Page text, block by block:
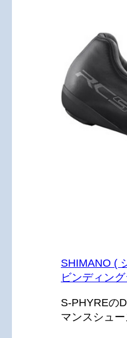
SHIMANO (
ビンディン
S-PHYREの
マンスシュー